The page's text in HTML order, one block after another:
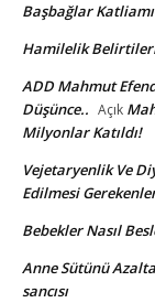
Başbağlar Katliamı
Hamilelik
ADD Mahmut
Düşünce.. Açık
Milyonlar Katıldı!
Vejetaryenlik Ve
Edilmesi
Bebekler Nasıl
Anne Sütünü
sancısı